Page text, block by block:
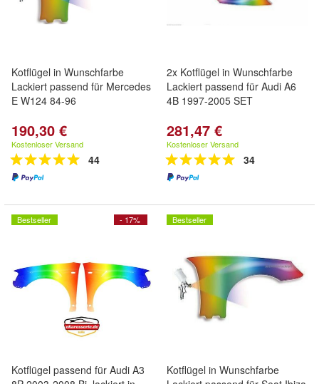
Kotflügel in Wunschfarbe
Lackiert passend für Mercedes
E W124 84-96
190,30 €
Kostenloser Versand
44
2x Kotflügel in Wunschfarbe
Lackiert passend für Audi A6
4B 1997-2005 SET
281,47 €
Kostenloser Versand
34
- 17%
Bestseller
Kotflügel passend für Audi A3
Bestseller
Kotflügel in Wunschfarbe